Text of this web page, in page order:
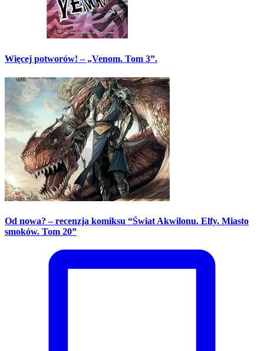
Więcej potworów! – „Venom. Tom 3”.
Od nowa? – recenzja komiksu “Świat Akwilonu. Elfy. Miasto
smoków. Tom 20”